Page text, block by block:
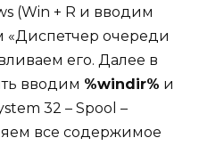
(Win + R и вводим
«Диспетчер очереди
его. Далее в
вводим %windir% и
32 – Spool –
все содержимое